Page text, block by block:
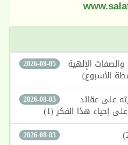
2026-08-05 والصفات الإلهية
2026-08-03 على عقائد
2026-08-03